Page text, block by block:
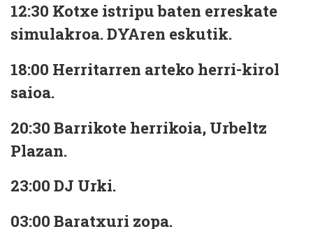
12:30 Kotxe istripu baten erreskate
simulakroa. DYAren eskutik.
18:00 Herritarren arteko herri-kirol
saioa.
20:30 Barrikote herrikoia, Urbeltz
Plazan.
23:00 DJ Urki.
03:00 Baratxuri zopa.